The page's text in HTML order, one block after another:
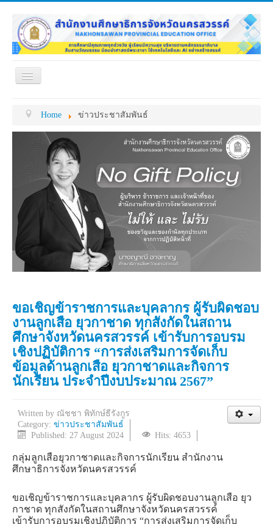
Toggle
หน่วยงานภายใน
ดาวน์โหลด
กระดาน ถาม-ตอบ
ข้อมูลการติดต่อ
Home ข่าวประชาสัมพันธ์
ขอเชิญข้าราชการและบุคลากร ผู้รับผิดชอบ
งานลูกเสือ ยุวกาชาด ทุกสังกัดในสถาน
ศึกษาจังหวัดนครสวรรค์ เข้ารับการอบรม
เชิงปฏิบัติการ “การส่งเสริมการจัดเก็บ
ข้อมูลด้านลูกเสือ ยุวกาชาดและกิจการ
นักเรียน ประจำปีงบประมาณ 2567”
Written by ณัชชา พิทักษ์ธีรังกูร
Category: ข่าวประชาสัมพันธ์
Published: 27 August 2024
Hits: 4653
กลุ่มลูกเสือยุวกาชาดและกิจการนักเรียน สำนักงาน
ศึกษาธิการจังหวัดนครสวรรค์
ขอเชิญข้าราชการและบุคลากร ผู้รับผิดชอบงานลูกเสือ ยุว
กาชาด ทุกสังกัดในสถานศึกษาจังหวัดนครสวรรค์
เข้ารับการอบรมเชิงปฏิบัติการ “การส่งเสริมการจัดเก็บ